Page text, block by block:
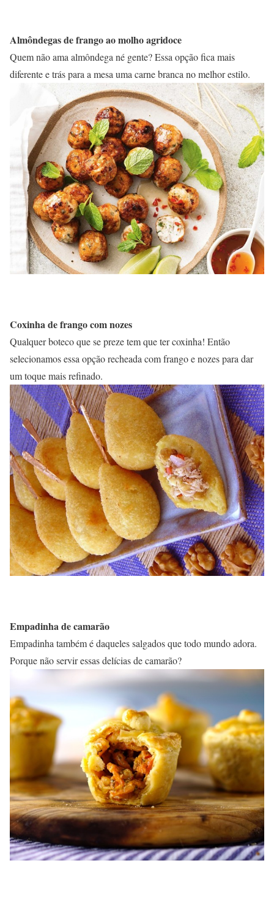
Almôndegas de frango ao molho agridoce
Quem não ama almôndega né gente? Essa opção fica mais
diferente e trás para a mesa uma carne branca no melhor estilo.
Coxinha de frango com nozes
Qualquer boteco que se preze tem que ter coxinha! Então
selecionamos essa opção recheada com frango e nozes para dar
um toque mais refinado.
Empadinha de camarão
Empadinha também é daqueles salgados que todo mundo adora.
Porque não servir essas delícias de camarão?